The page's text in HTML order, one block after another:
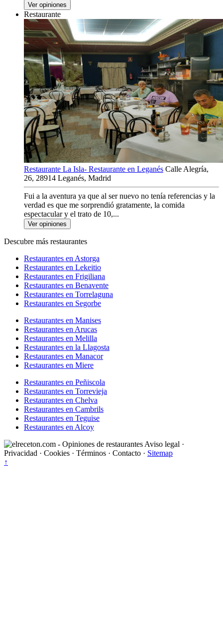
Ver opiniones
Restaurante
Restaurante La Isla- Restaurante en Leganés Calle Alegría,
26, 28914 Leganés, Madrid
Fui a la aventura ya que al ser nuevo no tenía referencias y la
verdad es que me sorprendió gratamente, la comida
espectacular y el trato de 10,...
Ver opiniones
Descubre más restaurantes
Restaurantes en Astorga
Restaurantes en Lekeitio
Restaurantes en Frigiliana
Restaurantes en Benavente
Restaurantes en Torrelaguna
Restaurantes en Segorbe
Restaurantes en Manises
Restaurantes en Arucas
Restaurantes en Melilla
Restaurantes en la Llagosta
Restaurantes en Manacor
Restaurantes en Miere
Restaurantes en Peñiscola
Restaurantes en Torrevieja
Restaurantes en Chelva
Restaurantes en Cambrils
Restaurantes en Teguise
Restaurantes en Alcoy
Aviso legal ·
Privacidad · Cookies · Términos · Contacto · Sitemap
↑